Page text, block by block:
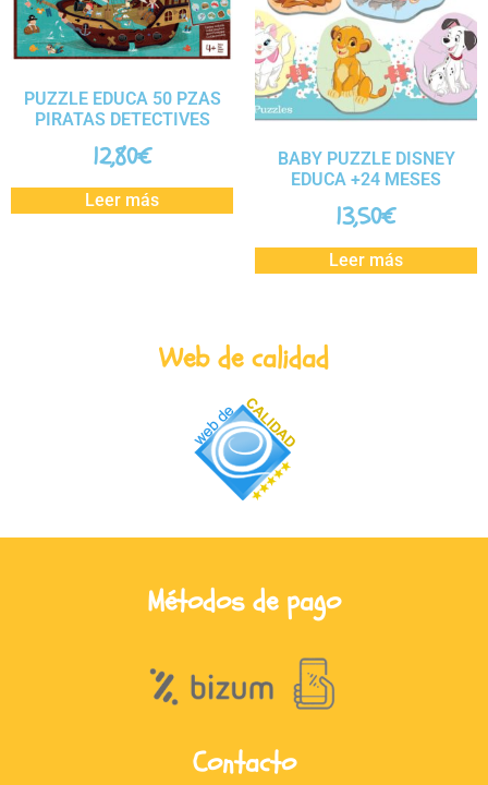
PUZZLE EDUCA 50 PZAS
PIRATAS DETECTIVES
12,80€
Leer más
BABY PUZZLE DISNEY
EDUCA +24 MESES
13,50€
Leer más
Web de calidad
Métodos de pago
Contacto